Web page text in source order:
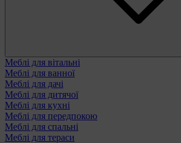
Меблі для вітальні
Меблі для ванної
Меблі для дачі
Меблі для дитячої
Меблі для кухні
Меблі для передпокою
Меблі для спальні
Меблі для тераси